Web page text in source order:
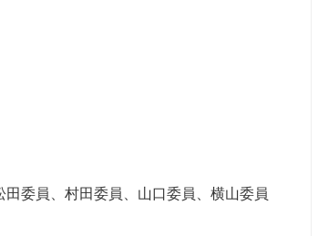
委員、村田委員、山口委員、横山委員